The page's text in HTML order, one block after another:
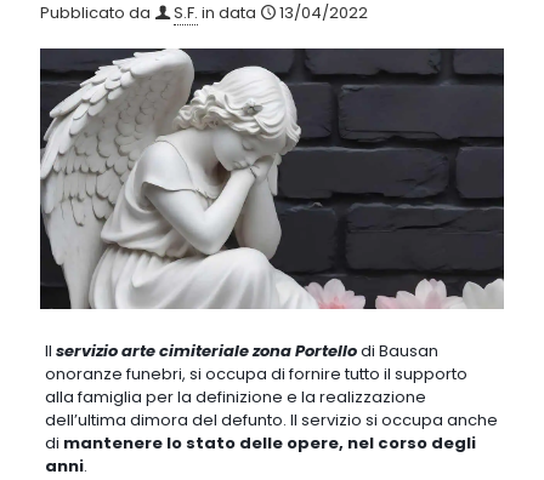
Pubblicato da S.F. in data 13/04/2022
Il servizio arte cimiteriale zona Portellodi Bausan
onoranze funebri, si occupa di fornire tutto il supporto
alla famiglia per la definizione e la realizzazione
dell’ultima dimora del defunto. Il servizio si occupa anche
di mantenere lo stato delle opere, nel corso degli
anni.